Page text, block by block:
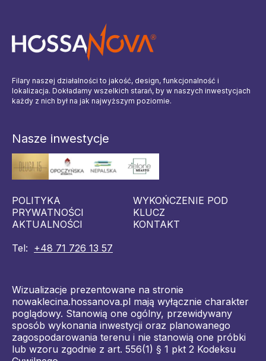
Filary naszej działalności to jakość, design, funkcjonalność i
lokalizacja. Dokładamy wszelkich starań, by w naszych inwestycjach
każdy z nich był na jak najwyższym poziomie.
Nasze inwestycje
POLITYKA
PRYWATNOŚCI
WYKOŃCZENIE POD
KLUCZ
AKTUALNOŚCI
KONTAKT
Tel: +48 71 726 13 57
Wizualizacje prezentowane na stronie
nowaklecina.hossanova.pl mają wyłącznie charakter
poglądowy. Stanowią one ogólny, przewidywany
sposób wykonania inwestycji oraz planowanego
zagospodarowania terenu i nie stanowią one próbki
lub wzoru zgodnie z art. 556(1) § 1 pkt 2 Kodeksu